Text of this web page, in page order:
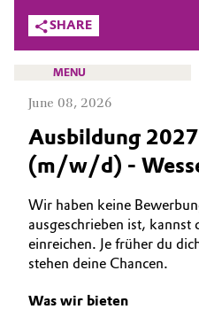
Market
Adhesives & Sealants
Aerospace
Agriculture
Animal Nutrition &
Evonik - Leading
Chemistry
What drives us
About Evonik
We go beyond
Purpose
Innovation
Aerospace & Defense
Circularity
SHARE
MENU
CAREERS
OPPORTUNITIES
WHY EVONIK
GLOBAL WORK CULTURE
June 08, 2026
Ausbildung
(m/w/d) -
Wir haben keine
ausgeschrieben ist, kannst
einreichen. Je früher du
stehen deine Chancen.
Was wir bieten